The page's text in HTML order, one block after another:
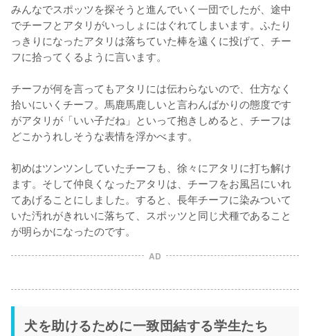
みんなでスポッツを探そうと進んでいく一団でしたが、途中
でチーフとアタリがいっしょにはぐれてしまいます。ふたり
っきりになったアタリは落ちていた棒を遠くに投げて、チー
フに拾ってくるように言います。
チーフが何を言ってもアタリには伝わらないので、仕方なく
拾いにいくチーフ。馬鹿馬鹿しいと言わんばかりの態度です
がアタリが「いい子だね」といって抱きしめると、チーフは
どこかうれしそうな表情を浮かべます。
初めはツンツンしていたチーフも、徐々にアタリに打ち解け
ます。そして仲良くなったアタリは、チーフをお風呂にいれ
てあげることにしました。すると、長年チーフに染みついて
いた汚れがきれいに落ちて、スポッツと同じ犬種であること
が明らかになったのです。
AD
犬を助けるために一致団結する学生たち